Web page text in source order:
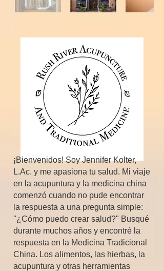
¡Bienvenidos! Soy Jennifer Kolter,
L.Ac. y me apasiona tu salud. Mi viaje
en la acupuntura y la medicina china
comenzó cuando no pude encontrar
la respuesta a una pregunta simple:
"¿Cómo puedo crear salud?" Busqué
durante muchos años y encontré la
respuesta en la Medicina Tradicional
China. Los alimentos, las hierbas, la
acupuntura y otras herramientas